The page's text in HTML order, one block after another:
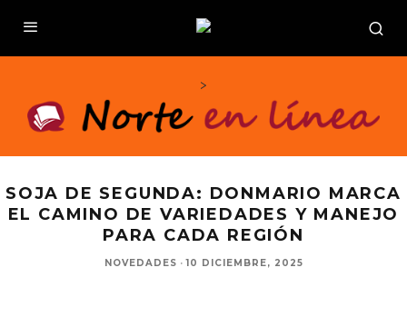
>
SOJA DE SEGUNDA: DONMARIO MARCA
EL CAMINO DE VARIEDADES Y MANEJO
PARA CADA REGIÓN
NOVEDADES · 10 DICIEMBRE, 2025